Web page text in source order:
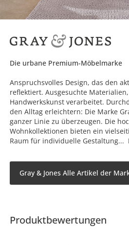
Die urbane Premium-Möbelmarke
Anspruchsvolles Design, das den
reflektiert. Ausgesuchte
Handwerkskunst verarbeitet.
den Alltag erleichtern: Die Marke
ganzer Linie zu überzeugen. Die
Wohnkollektionen bieten ein
Raum für individuelle Gestaltung...
Gray & Jones Alle Artikel der
Produktbewertungen